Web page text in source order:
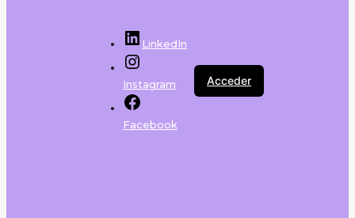
LinkedIn
Instagram
Facebook
Acceder